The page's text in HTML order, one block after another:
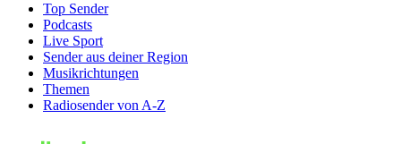
Top Sender
Podcasts
Live Sport
Sender aus deiner Region
Musikrichtungen
Themen
Radiosender von A-Z